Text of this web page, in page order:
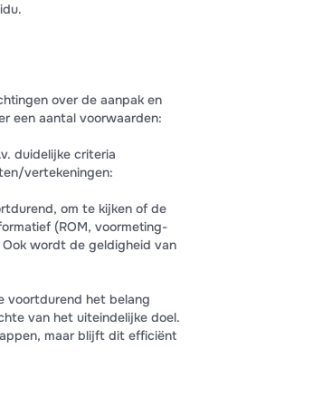
over de aanpak en
een aantal voorwaarden:
duidelijke criteria
vertekeningen:
om te kijken of de
(ROM, voormeting-
wordt de geldigheid van
voortdurend het belang
van het uiteindelijke doel.
maar blijft dit efficiënt